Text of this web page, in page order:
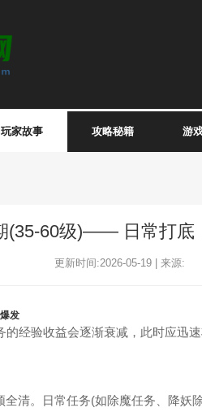
玩家故事 攻略秘籍 游
(35-60级)—— 日常打底
更新时间:2026-05-19 | 来源:
发
验收益会逐渐衰减，此时应迅速
。日常任务(如除魔任务、降妖